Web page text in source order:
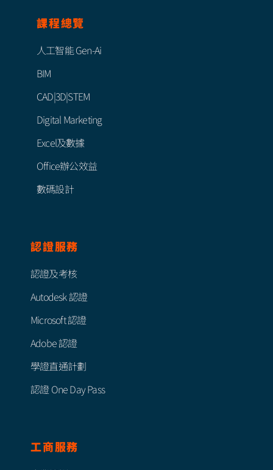
課程總覽
人工智能 Gen-Ai
BIM
CAD|3D|STEM
Digital Marketing
Excel及數據
Office辦公效益
數碼設計
認證服務
認證及考核
Autodesk 認證
Microsoft 認證
Adobe 認證
學證直通計劃
認證 One Day Pass
工商服務